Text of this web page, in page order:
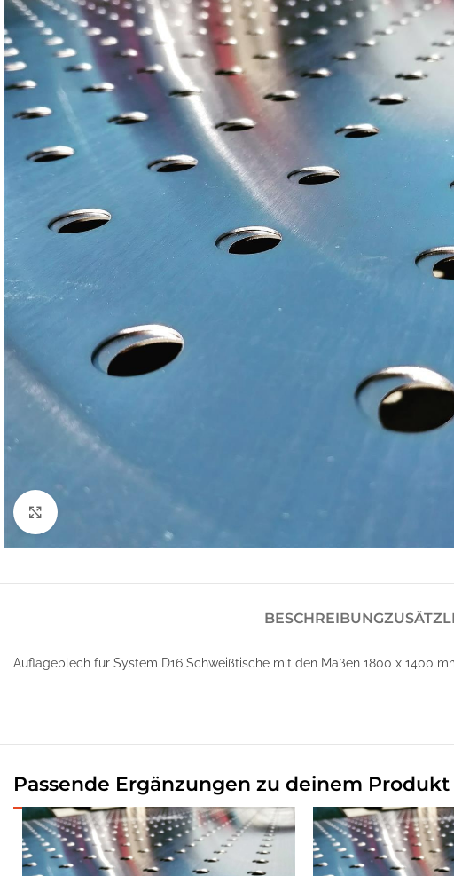
BESCHREIBUNG
Auflageblech für System D16 Schweißtische mit den Maßen 1800 x 1400
Passende Ergänzungen zu deinem Produkt